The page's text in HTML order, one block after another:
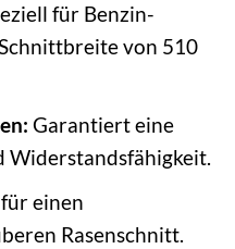
für Benzin-
von 510
Garantiert eine
Widerstandsfähigkeit.
einen
Rasenschnitt.